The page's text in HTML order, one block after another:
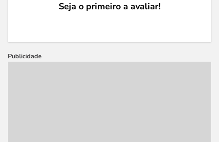
Seja o primeiro a avaliar!
Publicidade